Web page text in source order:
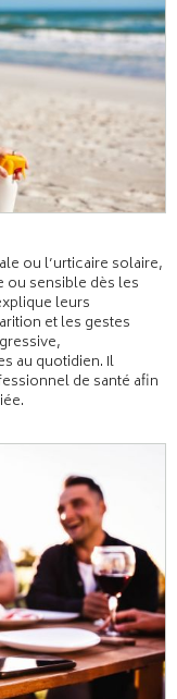
ou l’urticaire solaire,
ou sensible dès les
leurs
et les gestes
au quotidien. Il
de santé afin